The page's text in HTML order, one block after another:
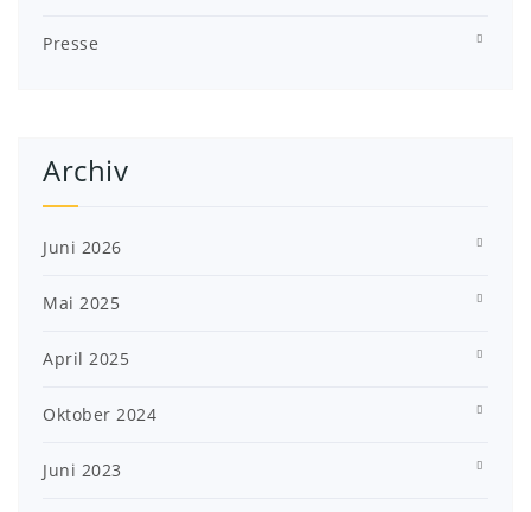
Presse
Archiv
Juni 2026
Mai 2025
April 2025
Oktober 2024
Juni 2023